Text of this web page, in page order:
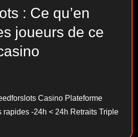
: Ce qu’en
joueurs de ce
Casino Plateforme
rapides -24h < 24h Retraits Triple